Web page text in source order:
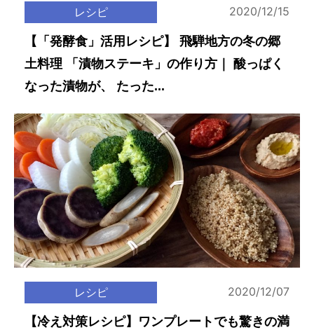
レシピ 2020/12/15
【「発酵食」活用レシピ】 飛騨地方の冬の郷
土料理 「漬物ステーキ」の作り方｜ 酸っぱく
なった漬物が、 たった...
レシピ 2020/12/07
【冷え対策レシピ】ワンプレートでも驚きの満